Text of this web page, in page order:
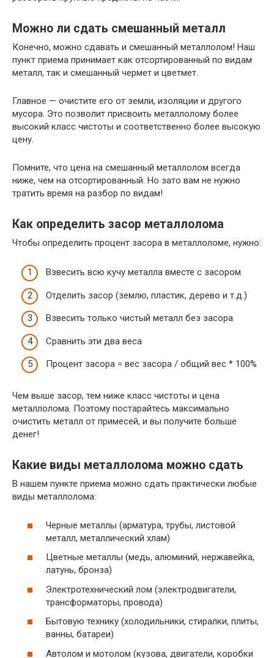
Можно ли сдать смешанный металл
Конечно, можно сдавать и смешанный металлолом! Наш
пункт приема принимает как отсортированный по видам
металл, так и смешанный чермет и цветмет.
Главное — очистите его от земли, изоляции и другого
мусора. Это позволит присвоить металлолому более
высокий класс чистоты и соответственно более высокую
цену.
Помните, что цена на смешанный металлолом всегда
ниже, чем на отсортированный. Но зато вам не нужно
тратить время на разбор по видам!
Как определить засор металлолома
Чтобы определить процент засора в металлоломе, нужно:
Взвесить всю кучу металла вместе с засором
Отделить засор (землю, пластик, дерево и т.д.)
Взвесить только чистый металл без засора
Сравнить эти два веса
Процент засора = вес засора / общий вес * 100%
Чем выше засор, тем ниже класс чистоты и цена
металлолома. Поэтому постарайтесь максимально
очистить металл от примесей, и вы получите больше
денег!
Какие виды металлолома можно сдать
В нашем пункте приема можно сдать практически любые
виды металлолома:
Черные металлы (арматура, трубы, листовой
металл, металлический хлам)
Цветные металлы (медь, алюминий, нержавейка,
латунь, бронза)
Электротехнический лом (электродвигатели,
трансформаторы, провода)
Бытовую технику (холодильники, стиралки, плиты,
ванны, батареи)
Автолом и мотолом (кузова, двигатели, коробки